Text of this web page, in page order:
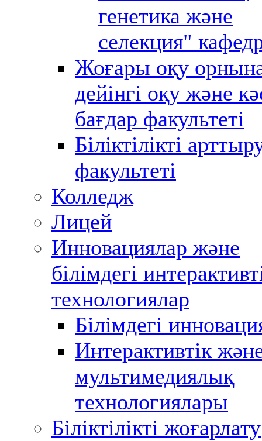
генетика және
селекция"
Жоғары оқу
дейінгі оқу және
бағдар факультеті
Біліктілікті
факультеті
Колледж
Лицей
Инновациялар және
білімдегі
технологиялар
Білімдегі
Интерактивтік
мультимедиялық
технологиялары
Біліктілікті жоғарлату